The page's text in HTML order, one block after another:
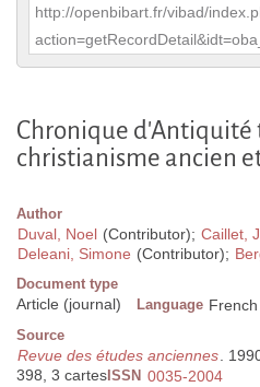
http://openbibart.fr/vibad/
Chronique d'Antiquité
christianisme ancien
Author
Duval, Noel (Contributor); Caillet,
Deleani, Simone (Contributor);
Document type
Article (journal) Language French
Source
Revue des études anciennes.
398, 3 cartes ISSN 0035-2004